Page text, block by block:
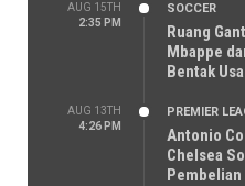
AUG 15TH
2:35 PM
SOCCER
Ruang
Mbappe
Bentak
AUG 13TH
4:26 PM
PREMIER
Antonio
Chelsea
Pembelian